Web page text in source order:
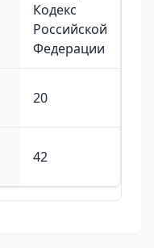
Кодекс
Российской
Федерации
20
42